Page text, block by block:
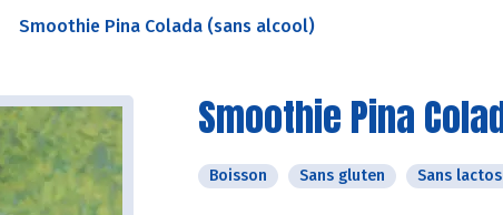
Smoothie Pina Colada (sans alcool)
Smoothie Pina
Boisson Sans gluten Sans